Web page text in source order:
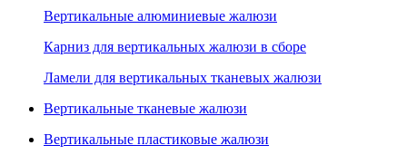
Вертикальные алюминиевые жалюзи
Карниз для вертикальных жалюзи в сборе
Ламели для вертикальных тканевых жалюзи
Вертикальные тканевые жалюзи
Вертикальные пластиковые жалюзи